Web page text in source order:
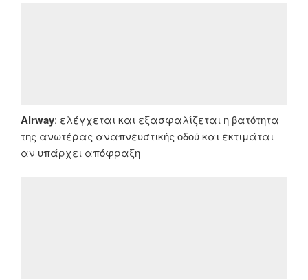
Airway: ελέγχεται και εξασφαλίζεται η βατότητα
της ανωτέρας αναπνευστικής οδού και εκτιμάται
αν υπάρχει απόφραξη